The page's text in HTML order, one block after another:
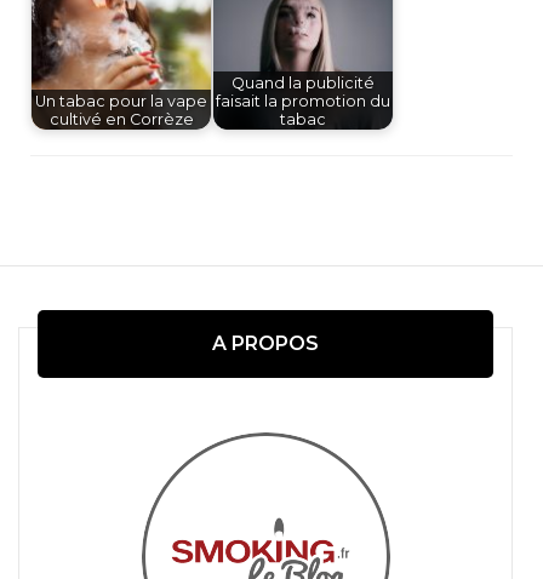
Un tabac pour la vape
cultivé en Corrèze
Quand la publicité
faisait la promotion du
tabac
A PROPOS